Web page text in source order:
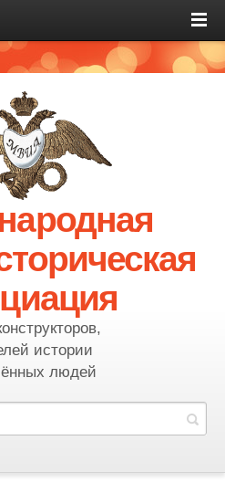
истории
людей